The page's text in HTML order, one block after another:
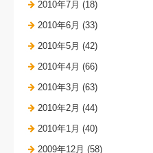
2010年7月 (18)
2010年6月 (33)
2010年5月 (42)
2010年4月 (66)
2010年3月 (63)
2010年2月 (44)
2010年1月 (40)
2009年12月 (58)